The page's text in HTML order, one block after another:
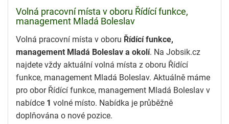
Volná pracovní místa v oboru Řídící funkce,
management Mladá Boleslav
Volná pracovní místa v oboru Řídící funkce,
management Mladá Boleslav a okolí. Na Jobsik.cz
najdete vždy aktuální volná místa z oboru Řídící
funkce, management Mladá Boleslav. Aktuálně máme
pro obor Řídící funkce, management Mladá Boleslav v
nabídce 1 volné místo. Nabídka je průběžně
doplňována o nové pozice.